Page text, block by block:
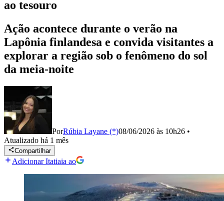
ao tesouro
Ação acontece durante o verão na
Lapônia finlandesa e convida visitantes a
explorar a região sob o fenômeno do sol
da meia-noite
PorRúbia Layane (*)08/06/2026 às 10h26 •
Atualizado há 1 mês
Compartilhar
Adicionar Itatiaia ao